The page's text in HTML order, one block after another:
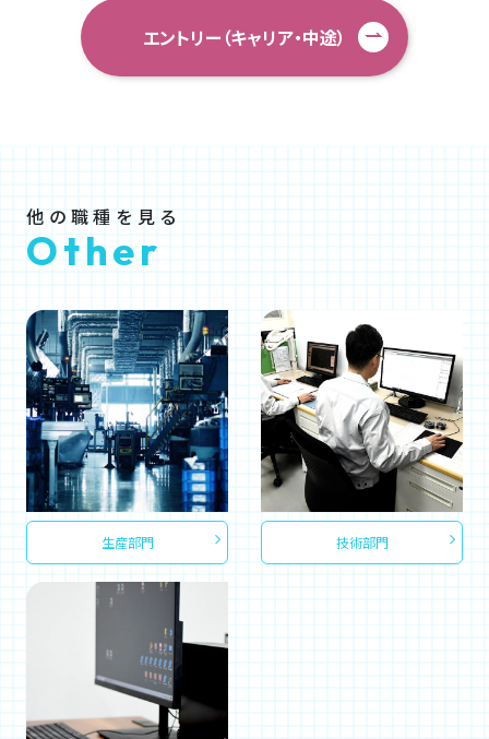
エントリー（キャリア・中途）
他の職種を見る
Other
生産部門 技術部門